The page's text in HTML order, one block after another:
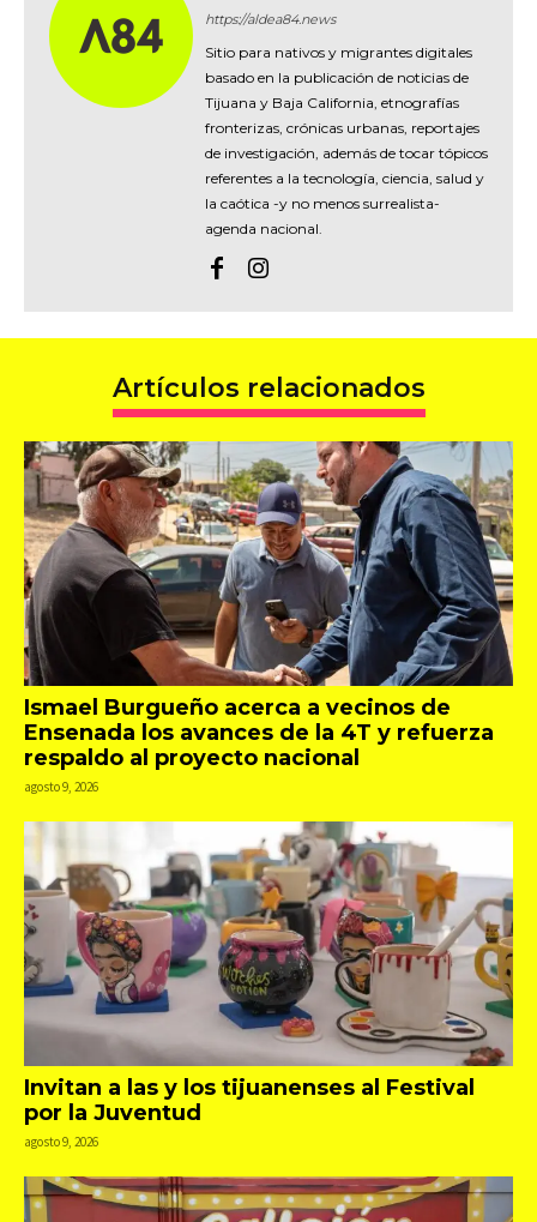
https://aldea84.news
Sitio para nativos y migrantes digitales
basado en la publicación de noticias de
Tijuana y Baja California, etnografías
fronterizas, crónicas urbanas, reportajes
de investigación, además de tocar tópicos
referentes a la tecnología, ciencia, salud y
la caótica -y no menos surrealista-
agenda nacional.
Artículos relacionados
Ismael Burgueño acerca a vecinos de
Ensenada los avances de la 4T y refuerza
respaldo al proyecto nacional
agosto 9, 2026
Invitan a las y los tijuanenses al Festival
por la Juventud
agosto 9, 2026